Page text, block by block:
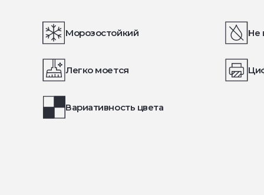
Морозостойкий Не
Легко моется
Вариативность цвета